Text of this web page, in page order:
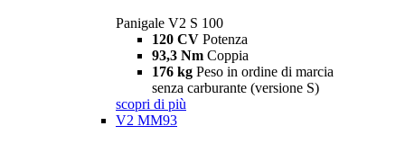
Panigale V2 S 100
120 CV Potenza
93,3 Nm Coppia
176 kg Peso in ordine di marcia
senza carburante (versione S)
scopri di più
V2 MM93